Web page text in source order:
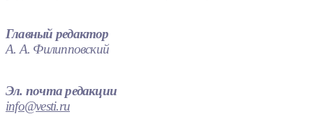
Главный редактор
А. А. Филипповский
Эл. почта редакции
info@vesti.ru